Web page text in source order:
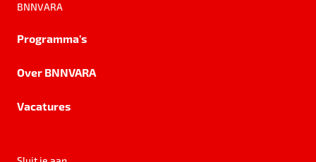
BNNVARA
Programma's
Over BNNVARA
Vacatures